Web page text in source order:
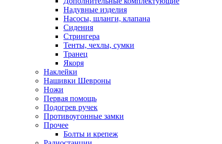
Надувные изделия
Насосы, шланги, клапана
Сидения
Стрингера
Тенты, чехлы, сумки
Транец
Якоря
Наклейки
Нашивки Шевроны
Ножи
Первая помощь
Подогрев ручек
Противоугонные замки
Прочее
Болты и крепеж